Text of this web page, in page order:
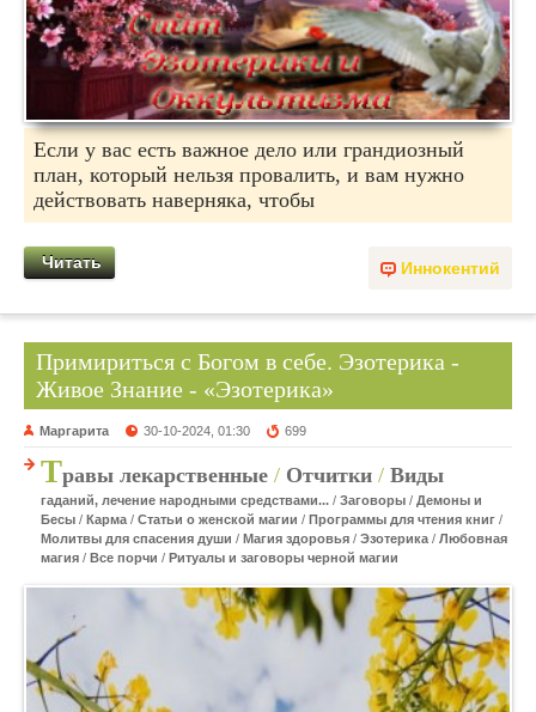
Если у вас есть важное дело или грандиозный
план, который нельзя провалить, и вам нужно
действовать наверняка, чтобы
Иннокентий
Читать
Примириться с Богом в себе. Эзотерика -
Живое Знание - «Эзотерика»
Маргарита 30-10-2024, 01:30 699
Травы лекарственные / Отчитки / Виды
гаданий, лечение народными средствами... / Заговоры / Демоны и
Бесы / Карма / Статьи о женской магии / Программы для чтения книг /
Молитвы для спасения души / Магия здоровья / Эзотерика / Любовная
магия / Все порчи / Ритуалы и заговоры черной магии